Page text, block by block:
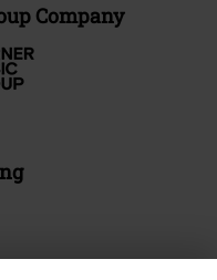
Company